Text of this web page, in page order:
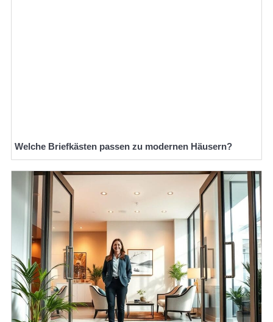
Welche Briefkästen passen zu modernen Häusern?